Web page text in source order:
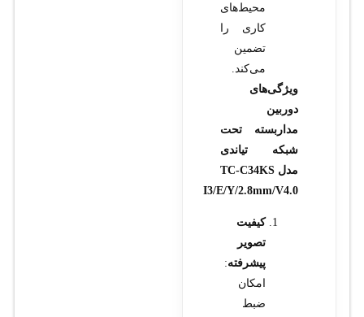
محیط‌های
کاری را
تضمین
می‌کند.
ویژگی‌های
دوربین
مداربسته تحت
شبکه تیاندی
مدل TC-C34KS
I3/E/Y/2.8mm/V4.0
کیفیت
تصویر
پیشرفته:
امکان
ضبط